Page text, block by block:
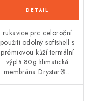
rukavice pro celoroční
použití odolný softshell s
prémiovou kůží termální
výplň 80g klimatická
membrána Drystar®...